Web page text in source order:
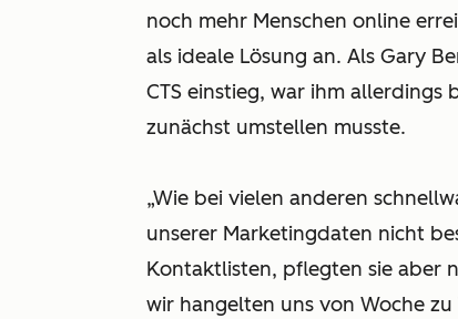
noch mehr Menschen online
als ideale Lösung an. Als Gary
CTS einstieg, war ihm allerdings
zunächst umstellen musste.
„Wie bei vielen anderen
unserer Marketingdaten nicht
Kontaktlisten, pflegten sie aber
wir hangelten uns von Woche zu